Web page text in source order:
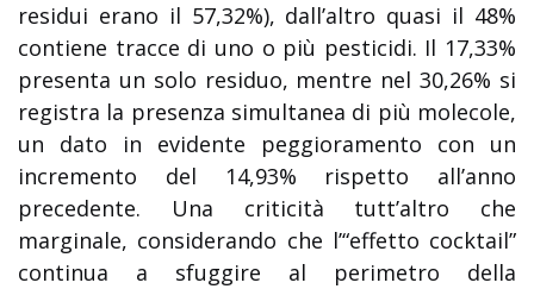
residui erano il 57,32%), dall’altro quasi il 48%
contiene tracce di uno o più pesticidi. Il 17,33%
presenta un solo residuo, mentre nel 30,26% si
registra la presenza simultanea di più molecole,
un dato in evidente peggioramento con un
incremento del 14,93% rispetto all’anno
precedente. Una criticità tutt’altro che
marginale, considerando che l’“effetto cocktail”
continua a sfuggire al perimetro della